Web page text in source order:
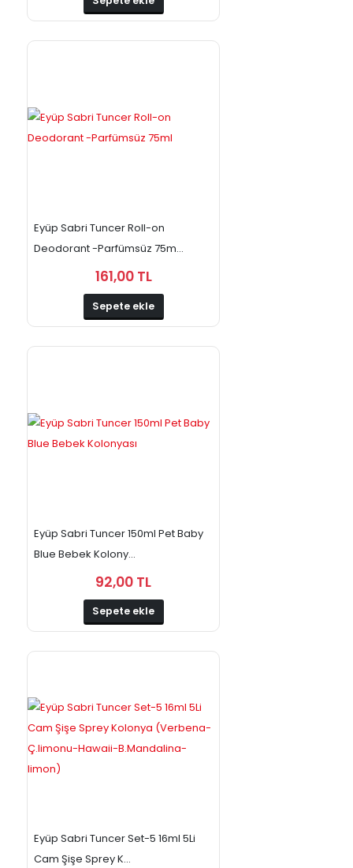
Eyüp Sabri Tuncer Roll-on
Deodorant -Parfümsüz 75m...
161,00 TL
Sepete ekle
Eyüp Sabri Tuncer 150ml Pet Baby
Blue Bebek Kolony...
92,00 TL
Sepete ekle
Eyüp Sabri Tuncer Set-5 16ml 5Li
Cam Şişe Sprey K...